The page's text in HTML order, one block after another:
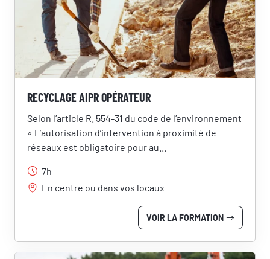
RECYCLAGE AIPR OPÉRATEUR
Selon l’article R. 554-31 du code de l’environnement
« L’autorisation d’intervention à proximité de
réseaux est obligatoire pour au...
7h
En centre ou dans vos locaux
VOIR LA FORMATION